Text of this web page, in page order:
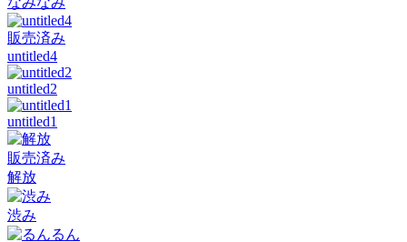
販売済み
untitled4
untitled2
untitled1
販売済み
解放
渋み